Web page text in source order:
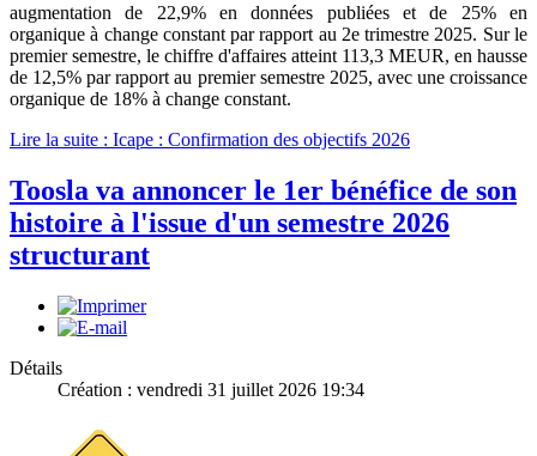
augmentation de 22,9% en données publiées et de 25% en
organique à change constant par rapport au 2e trimestre 2025. Sur le
premier semestre, le chiffre d'affaires atteint 113,3 MEUR, en hausse
de 12,5% par rapport au premier semestre 2025, avec une croissance
organique de 18% à change constant.
Lire la suite : Icape : Confirmation des objectifs 2026
Toosla va annoncer le 1er bénéfice de son
histoire à l'issue d'un semestre 2026
structurant
Détails
Création : vendredi 31 juillet 2026 19:34